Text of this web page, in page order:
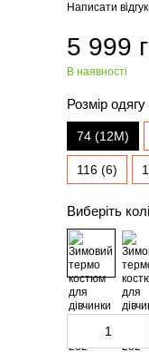
Написати відгук
5 999
В наявності
Розмір одягу
74 (12M)
116 (6)
Виберіть